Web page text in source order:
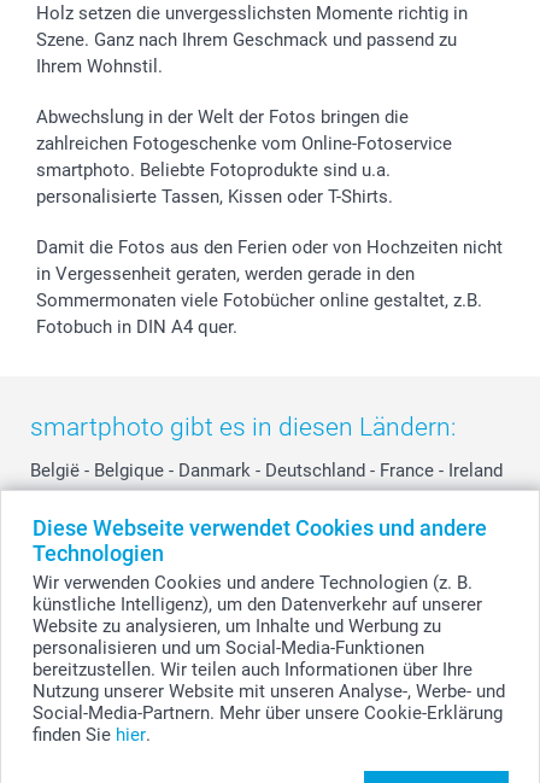
Diese Webseite verwendet Cookies und andere
Technologien
Wir verwenden Cookies und andere Technologien (z. B.
künstliche Intelligenz), um den Datenverkehr auf unserer
Website zu analysieren, um Inhalte und Werbung zu
personalisieren und um Social-Media-Funktionen
bereitzustellen. Wir teilen auch Informationen über Ihre
Nutzung unserer Website mit unseren Analyse-, Werbe- und
Social-Media-Partnern. Mehr über unsere Cookie-Erklärung
finden Sie hier.
Geschenk-Gutscheine (PDF)
Partnerprogramme
Investor Relations
Widerrufsrecht
Hochzeit
Geburtstag
Zu allen Anlässen
Zahlungsmöglichkeiten
Anmelden /Registrieren
Status der Bestellung
smartfriends
smartgarantie
smartbonus
Holz setzen die unvergesslichsten Momente richtig in
Szene. Ganz nach Ihrem Geschmack und passend zu
Ihrem Wohnstil.
Abwechslung in der Welt der Fotos bringen die
zahlreichen Fotogeschenke vom Online-Fotoservice
smartphoto. Beliebte Fotoprodukte sind u.a.
personalisierte Tassen, Kissen oder T-Shirts.
Damit die Fotos aus den Ferien oder von Hochzeiten nicht
in Vergessenheit geraten, werden gerade in den
Sommermonaten viele Fotobücher online gestaltet, z.B.
Fotobuch in DIN A4 quer.
smartphoto gibt es in diesen Ländern:
België - Belgique - Danmark - Deutschland - France - Ireland
Switzerland - Suomi - Sverige - United Kingdom -
Other Countries
Alle Preise verstehen sich in Schweizer Franken (CHF) inkl. MwSt. und zzgl.
Versandkosten.